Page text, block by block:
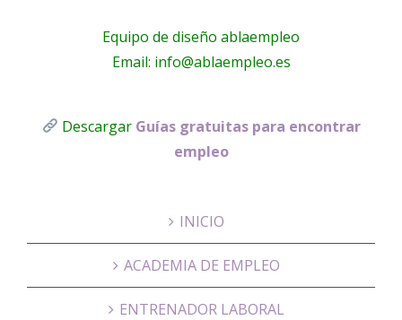
Equipo de diseño ablaempleo
Email: info@ablaempleo.es
Descargar Guías gratuitas para encontrar
empleo
INICIO
ACADEMIA DE EMPLEO
ENTRENADOR LABORAL